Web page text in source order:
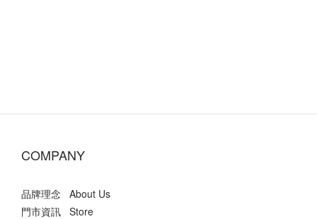
COMPANY
品牌理念 About Us
門市資訊 Store